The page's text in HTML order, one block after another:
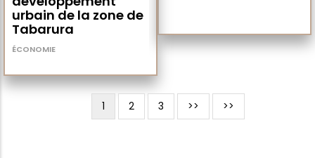
urbain de la zone de
Tabarura
ÉCONOMIE
Page
courante
1 Page
2 Page
3
Page
suivante
>>
Dernière
page
>>